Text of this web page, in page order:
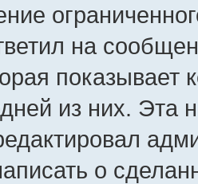
на
показывает
из них. Эта
о